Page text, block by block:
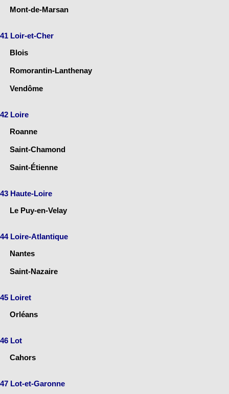
Mont-de-Marsan
41 Loir-et-Cher
Blois
Romorantin-Lanthenay
Vendôme
42 Loire
Roanne
Saint-Chamond
Saint-Étienne
43 Haute-Loire
Le Puy-en-Velay
44 Loire-Atlantique
Nantes
Saint-Nazaire
45 Loiret
Orléans
46 Lot
Cahors
47 Lot-et-Garonne